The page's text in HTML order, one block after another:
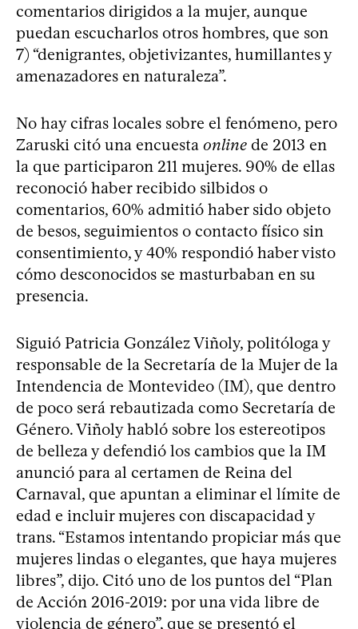
comentarios dirigidos a la mujer, aunque
puedan escucharlos otros hombres, que son
7) “denigrantes, objetivizantes, humillantes y
amenazadores en naturaleza”.
No hay cifras locales sobre el fenómeno, pero
Zaruski citó una encuesta online de 2013 en
la que participaron 211 mujeres. 90% de ellas
reconoció haber recibido silbidos o
comentarios, 60% admitió haber sido objeto
de besos, seguimientos o contacto físico sin
consentimiento, y 40% respondió haber visto
cómo desconocidos se masturbaban en su
presencia.
Siguió Patricia González Viñoly, politóloga y
responsable de la Secretaría de la Mujer de la
Intendencia de Montevideo (IM), que dentro
de poco será rebautizada como Secretaría de
Género. Viñoly habló sobre los estereotipos
de belleza y defendió los cambios que la IM
anunció para al certamen de Reina del
Carnaval, que apuntan a eliminar el límite de
edad e incluir mujeres con discapacidad y
trans. “Estamos intentando propiciar más que
mujeres lindas o elegantes, que haya mujeres
libres”, dijo. Citó uno de los puntos del “Plan
de Acción 2016-2019: por una vida libre de
violencia de género”, que se presentó el